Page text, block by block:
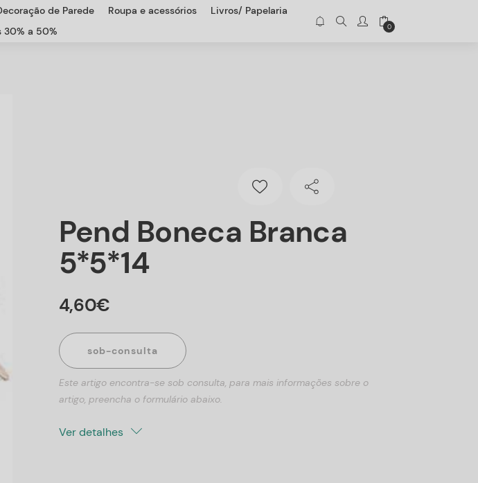
de Parede Roupa e acessórios
Livros/ Papelaria
30% a 50%
0
Pend Boneca Branca
5*5*14
4,60€
sob-consulta
Este artigo encontra-se sob consulta, para mais informações sobre o
artigo, preencha o formulário abaixo.
Ver detalhes